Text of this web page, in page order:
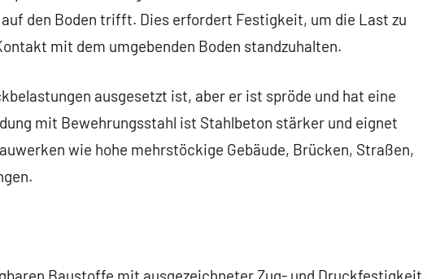
den Boden trifft. Dies erfordert Festigkeit, um die Last zu
mit dem umgebenden Boden standzuhalten.
ausgesetzt ist, aber er ist spröde und hat eine
mit Bewehrungsstahl ist Stahlbeton stärker und eignet
wie hohe mehrstöckige Gebäude, Brücken, Straßen,